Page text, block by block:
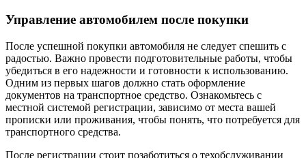
Управление автомобилем после покупки
После успешной покупки автомобиля не следует спешить с
радостью. Важно провести подготовительные работы, чтобы
убедиться в его надежности и готовности к использованию.
Одним из первых шагов должно стать оформление
документов на транспортное средство. Ознакомьтесь с
местной системой регистрации, зависимо от места вашей
прописки или проживания, чтобы понять, что потребуется для
транспортного средства.
После регистрации стоит позаботиться о техобслуживании